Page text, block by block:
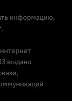
информацию,
выдано